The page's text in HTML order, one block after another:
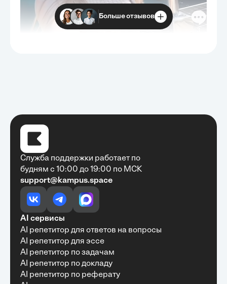
Очень быстро, недорого, качественно,
доступно
Алексей Антонов•27 мая, 2025
Обучение с Кампус Хаб — очень экономит
полезной информации. Рекомендую ...
Рекомендую Кампус АИ всем, кто хочет
Больше отзывов
Служба поддержки работает по
будням с 10:00 до 19:00 по МСК
support@kampus.space
AI сервисы
AI репетитор для ответов на вопросы
AI репетитор для эссе
AI репетитор по задачам
AI репетитор по докладу
AI репетитор по реферату